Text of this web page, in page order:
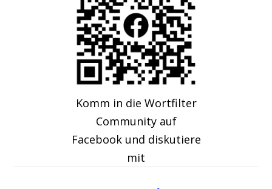
Komm in die Wortfilter
Community auf
Facebook und diskutiere
mit